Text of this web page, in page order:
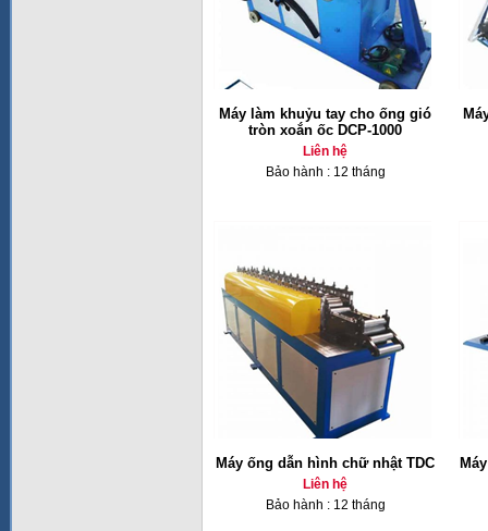
Máy làm khuỷu tay cho ống gió
tròn xoắn ốc DCP-1000
Liên hệ
Bảo hành : 12 tháng
Máy ống dẫn hình chữ nhật TDC
Liên hệ
Bảo hành : 12 tháng